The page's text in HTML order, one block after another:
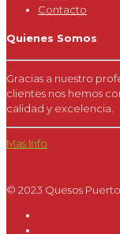
Contacto
Quienes Somos
Gracias a nuestro
clientes nos hemos
calidad y excelencia.
Mas Info
© 2023 Quesos